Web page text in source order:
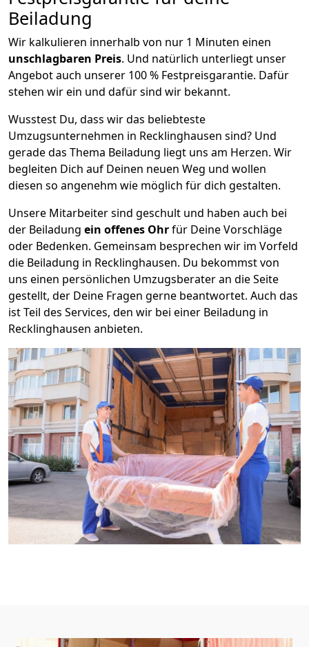
Beiladung
Wir kalkulieren innerhalb von nur 1 Minuten einen
unschlagbaren Preis. Und natürlich unterliegt unser
Angebot auch unserer 100 % Festpreisgarantie. Dafür
stehen wir ein und dafür sind wir bekannt.
Wusstest Du, dass wir das beliebteste
Umzugsunternehmen in Recklinghausen sind? Und
gerade das Thema Beiladung liegt uns am Herzen. Wir
begleiten Dich auf Deinen neuen Weg und wollen
diesen so angenehm wie möglich für dich gestalten.
Unsere Mitarbeiter sind geschult und haben auch bei
der Beiladung ein offenes Ohrfür Deine Vorschläge
oder Bedenken. Gemeinsam besprechen wir im Vorfeld
die Beiladung in Recklinghausen. Du bekommst von
uns einen persönlichen Umzugsberater an die Seite
gestellt, der Deine Fragen gerne beantwortet. Auch das
ist Teil des Services, den wir bei einer Beiladung in
Recklinghausen anbieten.